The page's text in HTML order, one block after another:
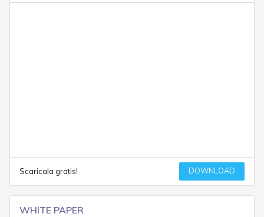
Scaricala gratis! DOWNLOAD
WHITE PAPER